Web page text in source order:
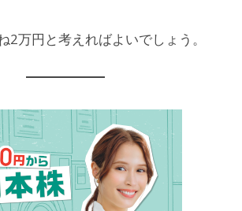
2万円と考えればよいでしょう。